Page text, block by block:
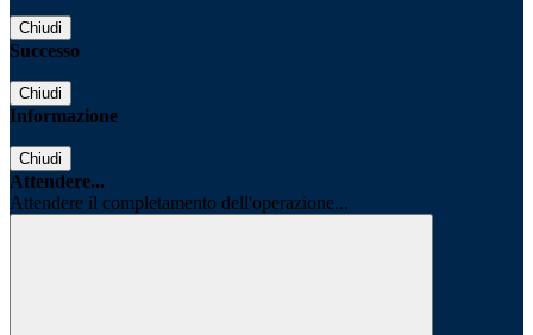
Chiudi
Successo
Chiudi
Informazione
Chiudi
Attendere...
Attendere il completamento dell'operazione...